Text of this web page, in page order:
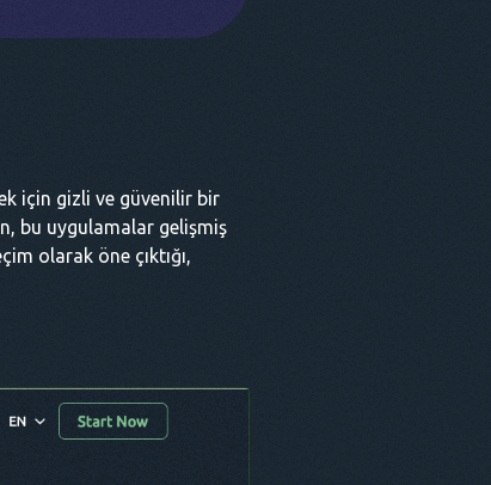
için gizli ve güvenilir bir
bu uygulamalar gelişmiş
olarak öne çıktığı,